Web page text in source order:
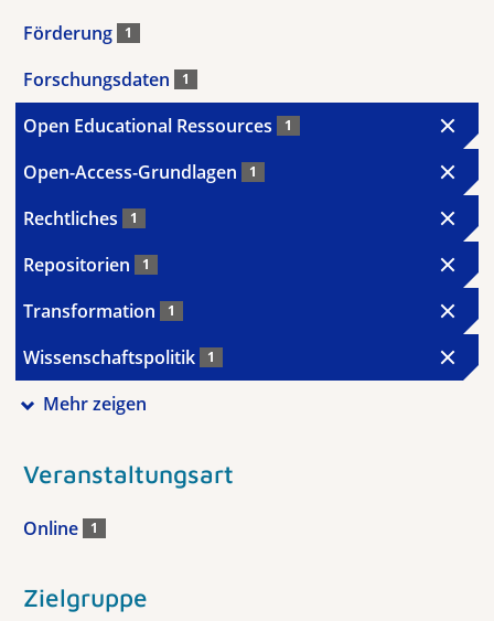
Förderung 1
Forschungsdaten 1
Open Educational Ressources 1
Open-Access-Grundlagen 1
Rechtliches 1
Repositorien 1
Transformation 1
Wissenschaftspolitik 1
Mehr zeigen
Veranstaltungsart
Online 1
Zielgruppe